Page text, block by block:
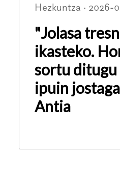
Hezkuntza · 2026-
"Jolasa
ikasteko.
sortu ditugu
ipuin
Antia